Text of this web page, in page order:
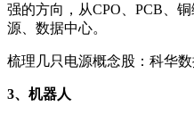
强的方向，从CPO、PCB、
源、数据中心。
梳理几只电源概念股：科华
3、机器人